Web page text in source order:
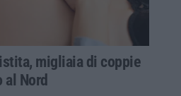
migliaia di coppie
Nord